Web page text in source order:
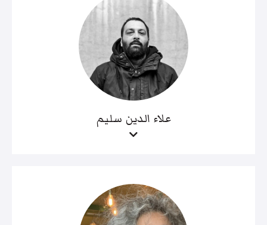
علاء الدين سليم